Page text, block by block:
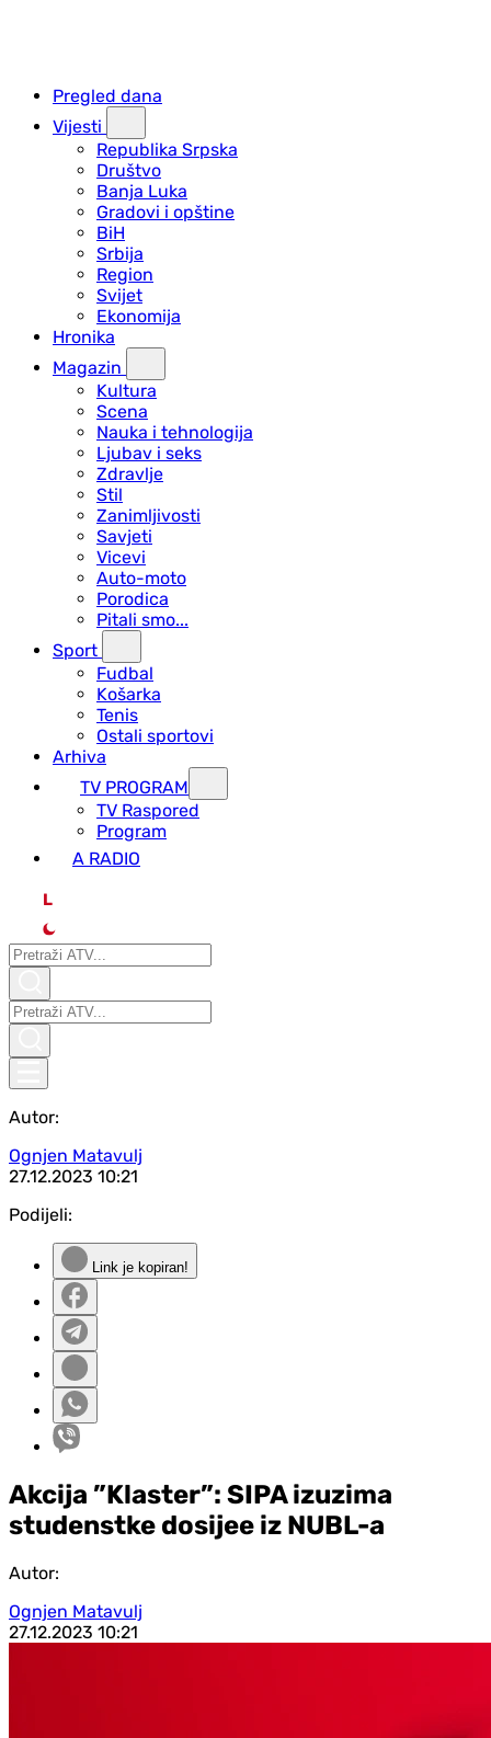
Pregled dana
Vijesti
Republika Srpska
Društvo
Banja Luka
Gradovi i opštine
BiH
Srbija
Region
Svijet
Ekonomija
Hronika
Magazin
Kultura
Scena
Nauka i tehnologija
Ljubav i seks
Zdravlje
Stil
Zanimljivosti
Savjeti
Vicevi
Auto-moto
Porodica
Pitali smo...
Sport
Fudbal
Košarka
Tenis
Ostali sportovi
Arhiva
TV PROGRAM
ТV Raspored
Program
A RADIO
L
Autor:
Ognjen Matavulj
27.12.2023 10:21
Podijeli:
Link je kopiran!
Akcija ”Klaster”: SIPA izuzima
studenstke dosijee iz NUBL-a
Autor:
Ognjen Matavulj
27.12.2023 10:21